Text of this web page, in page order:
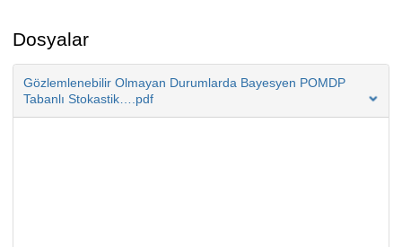
Dosyalar
Gözlemlenebilir Olmayan Durumlarda Bayesyen POMDP
Tabanlı Stokastik….pdf